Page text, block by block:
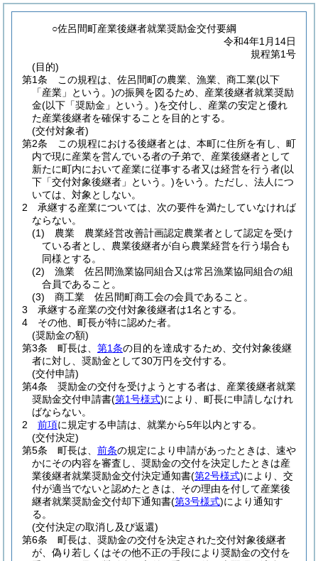
○佐呂間町産業後継者就業奨励金交付要綱
令和4年1月14日
規程第1号
(目的)
第1条
この規程は、佐呂間町の農業、漁業、商工業(以下
「産業」という。)の振興を図るため、産業後継者就業奨励
金(以下「奨励金」という。)を交付し、産業の安定と優れ
た産業後継者を確保することを目的とする。
(交付対象者)
第2条
この規程における後継者とは、本町に住所を有し、町
内で現に産業を営んでいる者の子弟で、産業後継者として
新たに町内において産業に従事する者又は経営を行う者(以
下「交付対象後継者」という。)をいう。 ただし、法人につ
いては、対象としない。
2
承継する産業については、次の要件を満たしていなければ
ならない。
(1)
農業 農業経営改善計画認定農業者として認定を受け
ている者とし、農業後継者が自ら農業経営を行う場合も
同様とする。
(2)
漁業 佐呂間漁業協同組合又は常呂漁業協同組合の組
合員であること。
(3)
商工業 佐呂間町商工会の会員であること。
3
承継する産業の交付対象後継者は1名とする。
4
その他、町長が特に認めた者。
(奨励金の額)
第3条
町長は、 第1条の目的を達成するため、交付対象後継
者に対し、奨励金として30万円を交付する。
(交付申請)
第4条
奨励金の交付を受けようとする者は、産業後継者就業
奨励金交付申請書(第1号様式)により、町長に申請しなけれ
ばならない。
2
前項に規定する申請は、就業から5年以内とする。
(交付決定)
第5条
町長は、 前条の規定により申請があったときは、速や
かにその内容を審査し、奨励金の交付を決定したときは産
業後継者就業奨励金交付決定通知書(第2号様式)により、交
付が適当でないと認めたときは、その理由を付して産業後
継者就業奨励金交付却下通知書(第3号様式)により通知す
る。
(交付決定の取消し及び返還)
第6条
町長は、奨励金の交付を決定された交付対象後継者
が、偽り若しくはその他不正の手段により奨励金の交付を